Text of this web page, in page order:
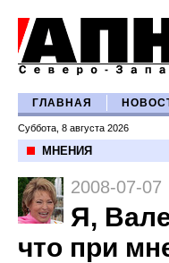
ГЛАВНАЯ
Суббота, 8 августа 2026
МНЕНИЯ
2008-07-07
Я,
что при